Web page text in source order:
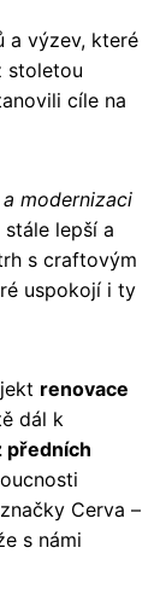
a výzev, které
stoletou
cíle na
modernizaci
lepší a
s craftovým
uspokojí i ty
renovace
dál k
předních
Cerva –
s námi